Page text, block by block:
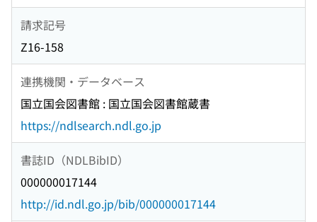
請求記号
Z16-158
連携機関・データベース
国立国会図書館 : 国立国会図書館蔵書
https://ndlsearch.ndl.go.jp
書誌ID（NDLBibID）
000000017144
http://id.ndl.go.jp/bib/000000017144